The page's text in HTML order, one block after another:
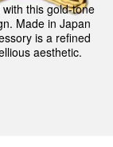
this gold-tone
Made in Japan
is a refined
aesthetic.